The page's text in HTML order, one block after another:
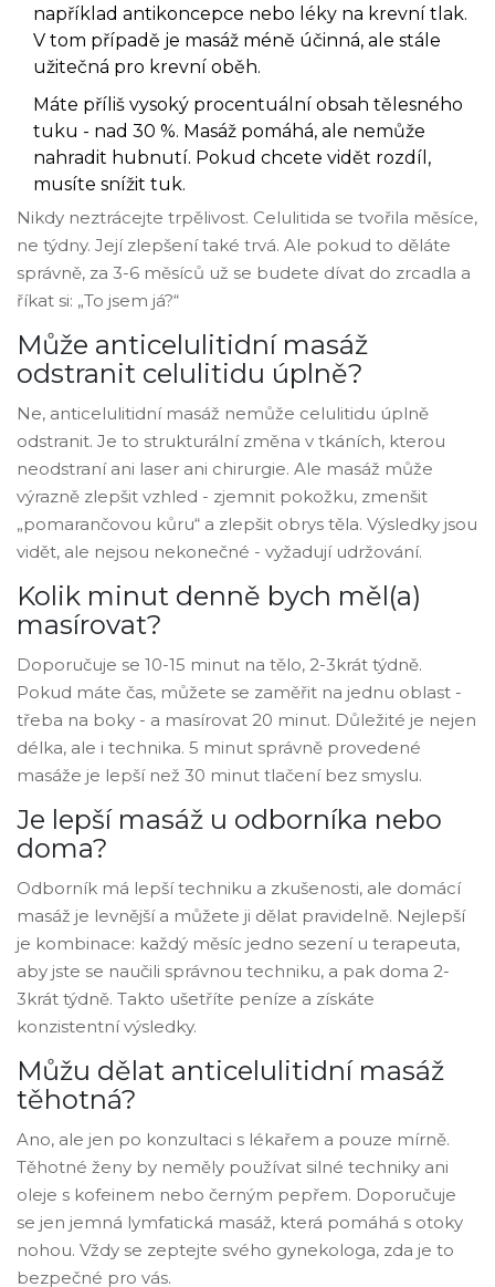
například antikoncepce nebo léky na krevní tlak.
V tom případě je masáž méně účinná, ale stále
užitečná pro krevní oběh.
Máte příliš vysoký procentuální obsah tělesného
tuku - nad 30 %. Masáž pomáhá, ale nemůže
nahradit hubnutí. Pokud chcete vidět rozdíl,
musíte snížit tuk.
Nikdy neztrácejte trpělivost. Celulitida se tvořila měsíce,
ne týdny. Její zlepšení také trvá. Ale pokud to děláte
správně, za 3-6 měsíců už se budete dívat do zrcadla a
říkat si: „To jsem já?“
Může anticelulitidní masáž
odstranit celulitidu úplně?
Ne, anticelulitidní masáž nemůže celulitidu úplně
odstranit. Je to strukturální změna v tkáních, kterou
neodstraní ani laser ani chirurgie. Ale masáž může
výrazně zlepšit vzhled - zjemnit pokožku, zmenšit
„pomarančovou kůru“ a zlepšit obrys těla. Výsledky jsou
vidět, ale nejsou nekonečné - vyžadují udržování.
Kolik minut denně bych měl(a)
masírovat?
Doporučuje se 10-15 minut na tělo, 2-3krát týdně.
Pokud máte čas, můžete se zaměřit na jednu oblast -
třeba na boky - a masírovat 20 minut. Důležité je nejen
délka, ale i technika. 5 minut správně provedené
masáže je lepší než 30 minut tlačení bez smyslu.
Je lepší masáž u odborníka nebo
doma?
Odborník má lepší techniku a zkušenosti, ale domácí
masáž je levnější a můžete ji dělat pravidelně. Nejlepší
je kombinace: každý měsíc jedno sezení u terapeuta,
aby jste se naučili správnou techniku, a pak doma 2-
3krát týdně. Takto ušetříte peníze a získáte
konzistentní výsledky.
Můžu dělat anticelulitidní masáž
těhotná?
Ano, ale jen po konzultaci s lékařem a pouze mírně.
Těhotné ženy by neměly používat silné techniky ani
oleje s kofeinem nebo černým pepřem. Doporučuje
se jen jemná lymfatická masáž, která pomáhá s otoky
nohou. Vždy se zeptejte svého gynekologa, zda je to
bezpečné pro vás.